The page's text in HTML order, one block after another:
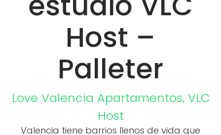
Host –
Palleter
Love Valencia Apartamentos, VLC
Host
Valencia tiene barrios llenos de vida que